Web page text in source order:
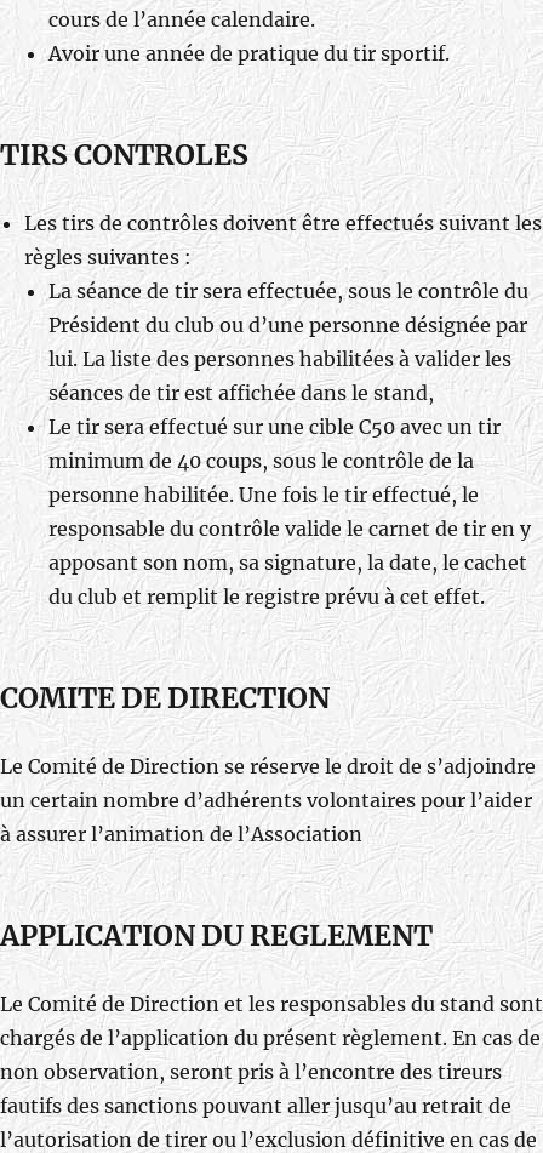
cours de l’année calendaire.
Avoir une année de pratique du tir sportif.
TIRS CONTROLES
Les tirs de contrôles doivent être effectués suivant les
règles suivantes :
La séance de tir sera effectuée, sous le contrôle du
Président du club ou d’une personne désignée par
lui. La liste des personnes habilitées à valider les
séances de tir est affichée dans le stand,
Le tir sera effectué sur une cible C50 avec un tir
minimum de 40 coups, sous le contrôle de la
personne habilitée. Une fois le tir effectué, le
responsable du contrôle valide le carnet de tir en y
apposant son nom, sa signature, la date, le cachet
du club et remplit le registre prévu à cet effet.
COMITE DE DIRECTION
Le Comité de Direction se réserve le droit de s’adjoindre
un certain nombre d’adhérents volontaires pour l’aider
à assurer l’animation de l’Association
APPLICATION DU REGLEMENT
Le Comité de Direction et les responsables du stand sont
chargés de l’application du présent règlement. En cas de
non observation, seront pris à l’encontre des tireurs
fautifs des sanctions pouvant aller jusqu’au retrait de
l’autorisation de tirer ou l’exclusion définitive en cas de